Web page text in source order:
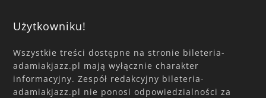
Użytkowniku!
Wszystkie treści dostępne na stronie bileteria-
adamiakjazz.pl mają wyłącznie charakter
informacyjny. Zespół redakcyjny bileteria-
adamiakjazz.pl nie ponosi odpowiedzialności za